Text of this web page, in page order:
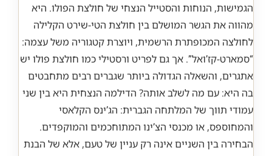
הגמישות, הנוחות והסטייל הנצחי של חולצת הפולו. היא
מהווה את הגשר המושלם בין חולצת הטי-שירט הקלילה
לחולצה המכופתרת הרשמית, ויוצרת קטגוריה משל עצמה:
“סמארט-קז’ואל”. אך גם לפריט ורסטילי כמו חולצת פולו יש
אתגרים, והשאלה הגדולה ביותר שגברים רבים מתחבטים
בה היא: עם מה לשלב אותה? הדילמה הנצחית היא בין שני
עמודי תווך של המלתחה הגברית: הג’ינס הקלאסי
והמחוספס, או מכנסי הצ’ינו המתוחכמים והמוקפדים.
הבחירה בין השניים אינה רק עניין של טעם, אלא של הבנת